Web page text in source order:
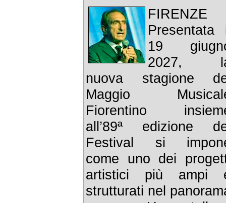
FIRENZE
Presentata
19
2027,
nuova stagione
Maggio
Fiorentino
all’89ª edizione
Festival si
come uno dei
artistici più ampi
strutturati nel